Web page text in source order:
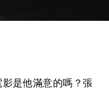
是他滿意的嗎？張